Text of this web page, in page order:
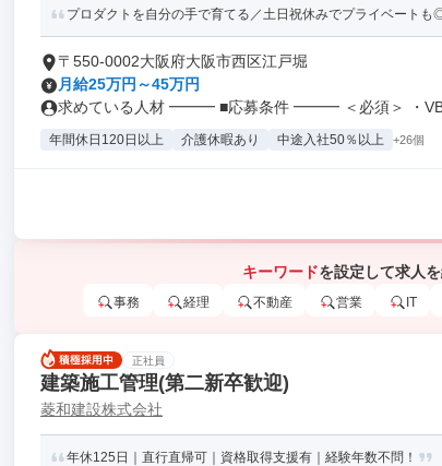
プロダクトを自分の手で育てる／土日祝休みでプライベートも
〒550-0002大阪府大阪市西区江戸堀
月給25万円～45万円
求めている人材 ━━━ ■応募条件 ━━━ ＜必須＞ ・
年間休日120日以上 介護休暇あり 中途入社50％以上 +26個
キーワードを設定して求人
事務 経理 不動産 営業 IT
正社員
建築施工管理(第二新卒歓迎)
菱和建設株式会社
年休125日｜直行直帰可｜資格取得支援有｜経験年数不問！